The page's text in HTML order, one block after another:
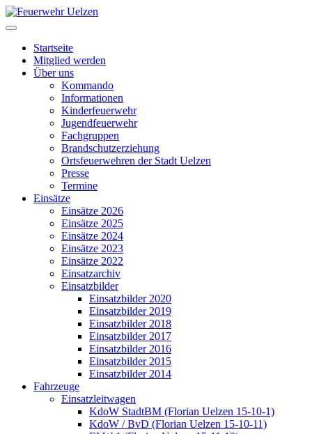
Startseite
Mitglied werden
Über uns
Kommando
Informationen
Kinderfeuerwehr
Jugendfeuerwehr
Fachgruppen
Brandschutzerziehung
Ortsfeuerwehren der Stadt Uelzen
Presse
Termine
Einsätze
Einsätze 2026
Einsätze 2025
Einsätze 2024
Einsätze 2023
Einsätze 2022
Einsatzarchiv
Einsatzbilder
Einsatzbilder 2020
Einsatzbilder 2019
Einsatzbilder 2018
Einsatzbilder 2017
Einsatzbilder 2016
Einsatzbilder 2015
Einsatzbilder 2014
Fahrzeuge
Einsatzleitwagen
KdoW StadtBM (Florian Uelzen 15-10-1)
KdoW / BvD (Florian Uelzen 15-10-11)